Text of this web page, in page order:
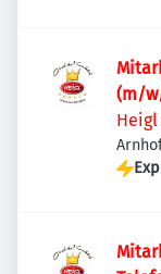
(m/